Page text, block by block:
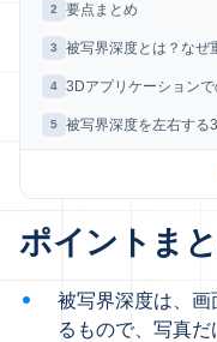
ポイントま
被写界深度は、
るもので、写真
2 要点まとめ
3 被写界深度とは？なぜ
4 3Dアプリケーション
5 被写界深度を左右する